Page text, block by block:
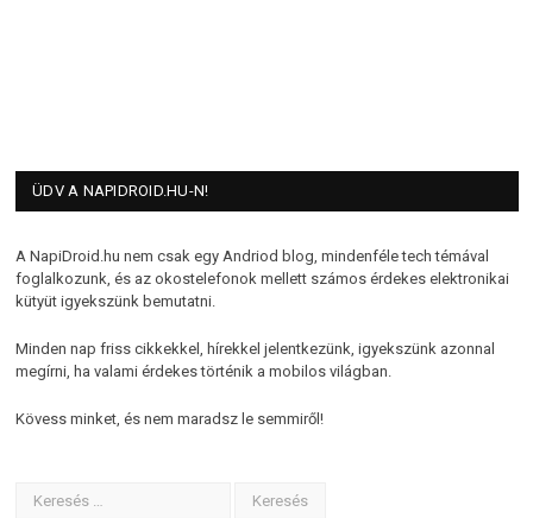
ÜDV A NAPIDROID.HU-N!
A NapiDroid.hu nem csak egy Andriod blog, mindenféle tech témával
foglalkozunk, és az okostelefonok mellett számos érdekes elektronikai
kütyüt igyekszünk bemutatni.
Minden nap friss cikkekkel, hírekkel jelentkezünk, igyekszünk azonnal
megírni, ha valami érdekes történik a mobilos világban.
Kövess minket, és nem maradsz le semmiről!